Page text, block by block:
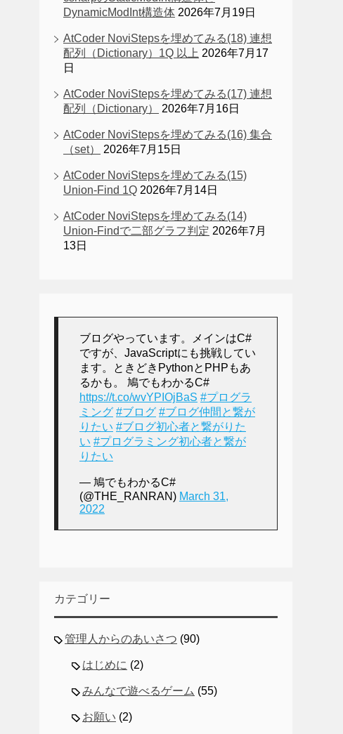
DynamicModInt構造体 2026年7月19日
AtCoder NoviStepsを埋めてみる(18) 連想
配列（Dictionary）1Q 以上 2026年7月17
日
AtCoder NoviStepsを埋めてみる(17) 連想
配列（Dictionary）
2026年7月16日
AtCoder NoviStepsを埋めてみる(16) 集合
（set）
2026年7月15日
AtCoder NoviStepsを埋めてみる(15)
Union-Find 1Q 2026年7月14日
AtCoder NoviStepsを埋めてみる(14)
Union-Findで二部グラフ判定 2026年7月
13日
ブログやっています。メインはC#
ですが、JavaScriptにも挑戦してい
ます。ときどきPythonとPHPもあ
るかも。 鳩でもわかるC#
https://t.co/wvYPIOjBaS #プログラ
ミング #ブログ #ブログ仲間と繋が
りたい #ブログ初心者と繋がりた
い #プログラミング初心者と繋が
りたい
— 鳩でもわかるC#
(@THE_RANRAN) March 31,
2022
カテゴリー
管理人からのあいさつ (90)
はじめに (2)
みんなで遊べるゲーム (55)
お願い (2)